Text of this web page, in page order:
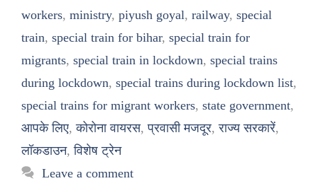
workers, ministry, piyush goyal, railway, special
train, special train for bihar, special train for
migrants, special train in lockdown, special trains
during lockdown, special trains during lockdown list,
special trains for migrant workers, state government,
आपके लिए,कोरोना वायरस,प्रवासी मजदूर,राज्य सरकारें,
लॉकडाउन,विशेष ट्रेन
Leave a comment